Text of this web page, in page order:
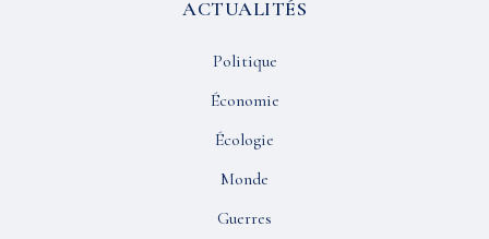
ACTUALITÉS
Politique
Économie
Écologie
Monde
Guerres